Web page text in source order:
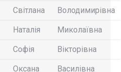
Світлана Володимирівна
Наталія Миколаївна
Софія Вікторівна
Оксана Василівна